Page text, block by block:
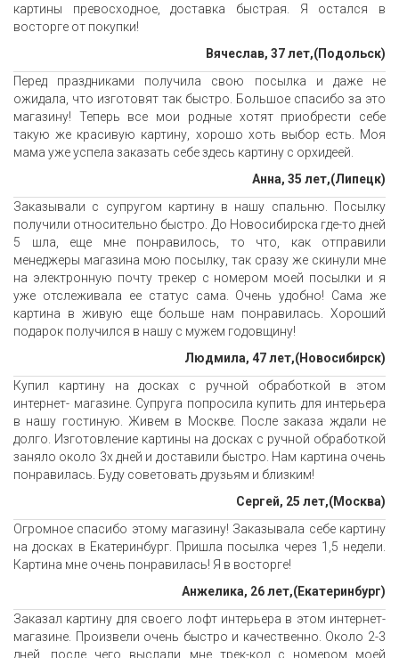
картины превосходное, доставка быстрая. Я остался в
восторге от покупки!
Вячеслав, 37 лет,(Подольск)
Перед праздниками получила свою посылка и даже не
ожидала, что изготовят так быстро. Большое спасибо за это
магазину! Теперь все мои родные хотят приобрести себе
такую же красивую картину, хорошо хоть выбор есть. Моя
мама уже успела заказать себе здесь картину с орхидеей.
Анна, 35 лет,(Липецк)
Заказывали с супругом картину в нашу спальню. Посылку
получили относительно быстро. До Новосибирска где-то дней
5 шла, еще мне понравилось, то что, как отправили
менеджеры магазина мою посылку, так сразу же скинули мне
на электронную почту трекер с номером моей посылки и я
уже отслеживала ее статус сама. Очень удобно! Сама же
картина в живую еще больше нам понравилась. Хороший
подарок получился в нашу с мужем годовщину!
Людмила, 47 лет,(Новосибирск)
Купил картину на досках с ручной обработкой в этом
интернет- магазине. Супруга попросила купить для интерьера
в нашу гостиную. Живем в Москве. После заказа ждали не
долго. Изготовление картины на досках с ручной обработкой
заняло около 3х дней и доставили быстро. Нам картина очень
понравилась. Буду советовать друзьям и близким!
Сергей, 25 лет,(Москва)
Огромное спасибо этому магазину! Заказывала себе картину
на досках в Екатеринбург. Пришла посылка через 1,5 недели.
Картина мне очень понравилась! Я в восторге!
Анжелика, 26 лет,(Екатеринбург)
Заказал картину для своего лофт интерьера в этом интернет-
магазине. Произвели очень быстро и качественно. Около 2-3
дней, после чего выслали мне трек-код с номером моей